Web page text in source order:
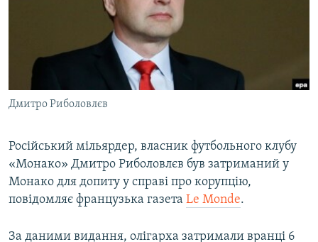
СПЕЦПРОЄКТИ
ПОДКАСТИ
РУС
УКР
КТАТ
ДОЛУЧАЙСЯ!
Дмитро Риболовлєв
Російський мільярдер, власник футбольного клубу
«Монако» Дмитро Риболовлєв був затриманий у
Монако для допиту у справі про корупцію,
повідомляє французька газета Le Monde.
За даними видання, олігарха затримали вранці 6